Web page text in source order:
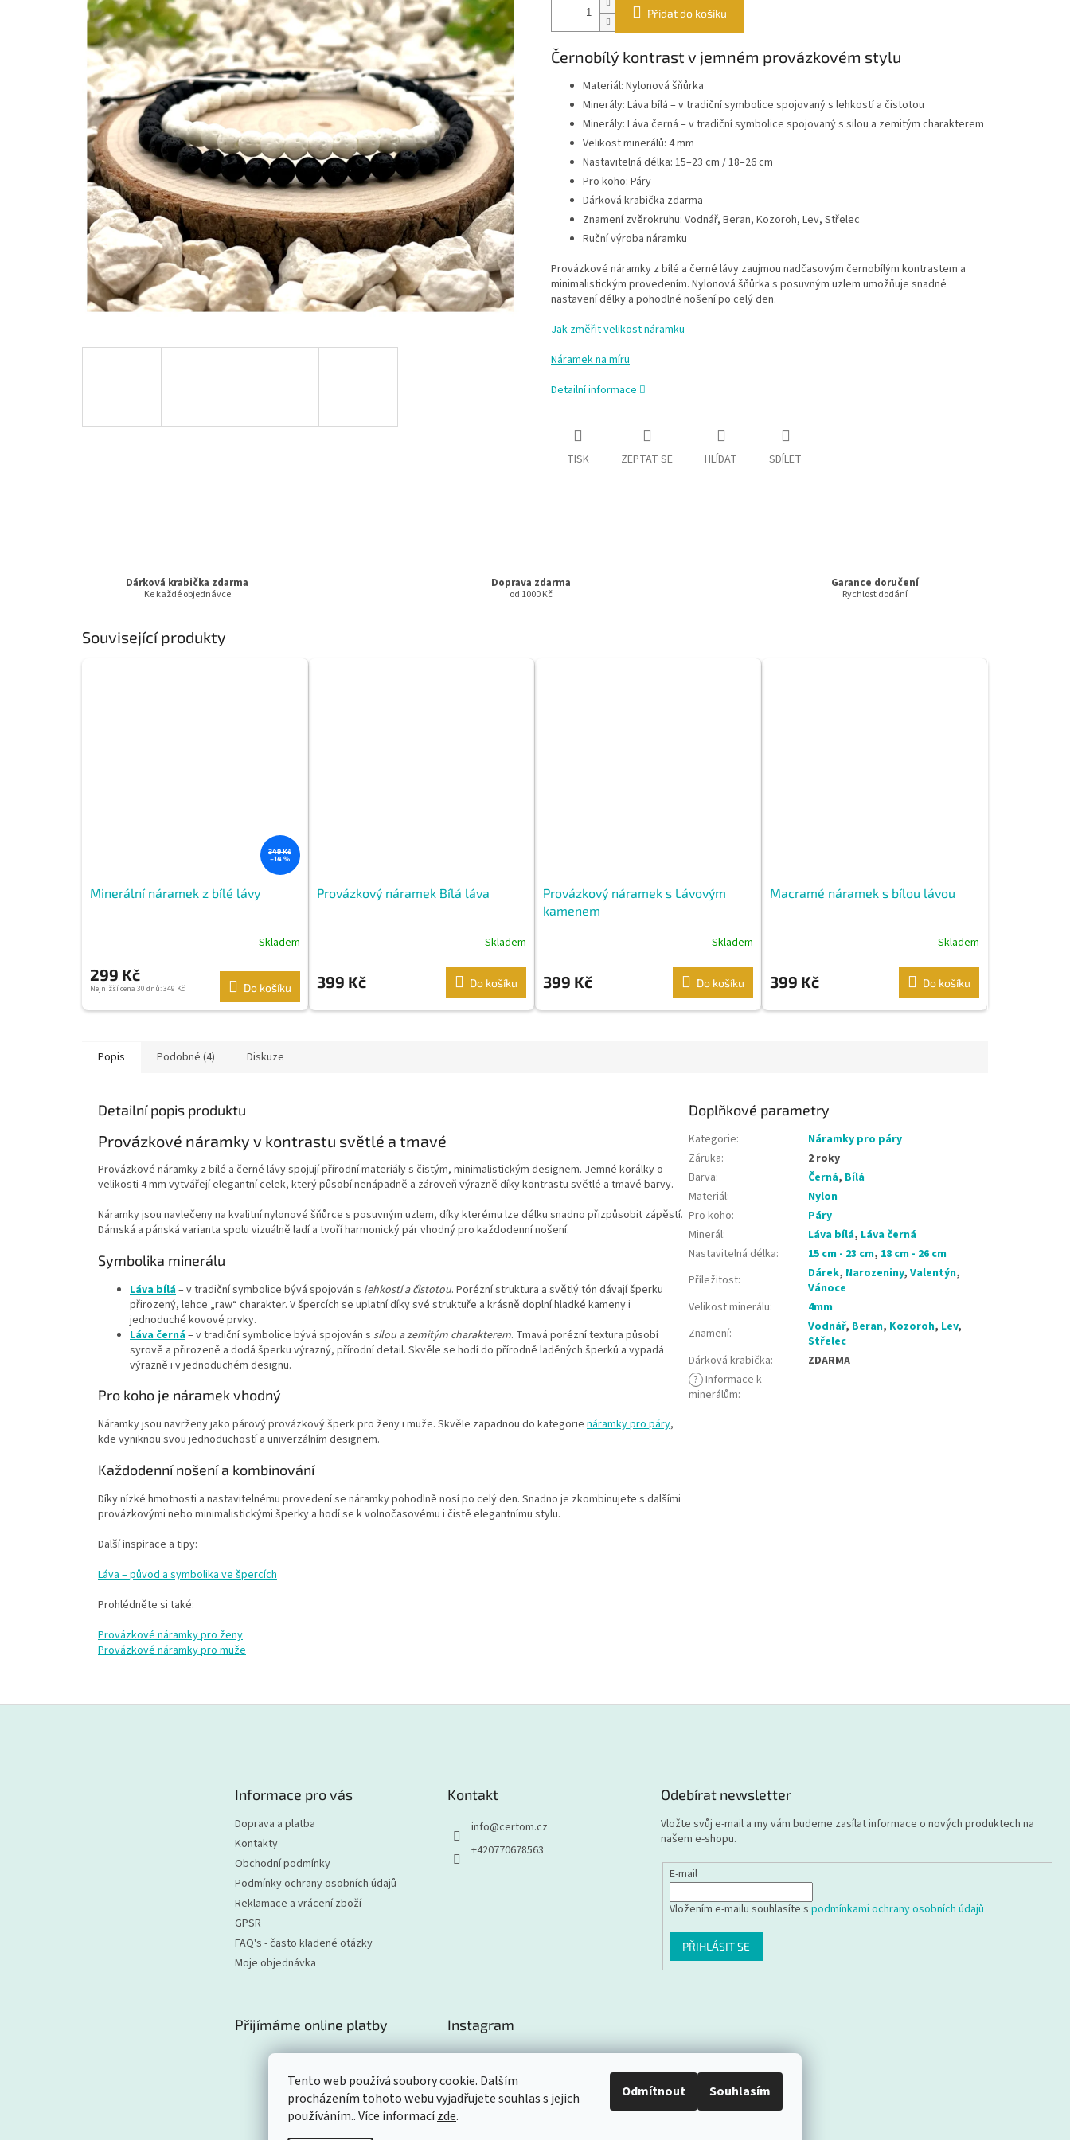
Tento web používá soubory cookie. Dalším
procházením tohoto webu vyjadřujete souhlas s jejich
používáním.. Více informacízde.
Odmítnout Souhlasím
Přidat do košíku
Černobílý kontrast v jemném provázkovém stylu
Materiál: Nylonová šňůrka
Minerály: Láva bílá – v tradiční symbolice spojovaný s lehkostí a čistotou
Minerály: Láva černá – v tradiční symbolice spojovaný s silou a zemitým charakterem
Velikost minerálů: 4 mm
Nastavitelná délka: 15–23 cm / 18–26 cm
Pro koho: Páry
Dárková krabička zdarma
Znamení zvěrokruhu: Vodnář, Beran, Kozoroh, Lev, Střelec
Ruční výroba náramku
Provázkové náramky z bílé a černé lávy zaujmou nadčasovým černobílým kontrastem a
minimalistickým provedením. Nylonová šňůrka s posuvným uzlem umožňuje snadné
nastavení délky a pohodlné nošení po celý den.
Jak změřit velikost náramku
Náramek na míru
Detailní informace
TISK ZEPTAT SE HLÍDAT SDÍLET
Dárková krabička zdarma
Ke každé objednávce
Doprava zdarma
od 1000 Kč
Garance doručení
Rychlost dodání
Související produkty
349 Kč
–14 %
Minerální náramek z bílé lávy
Skladem
299 Kč
Nejnižší cena 30 dnů: 349 Kč Do košíku
Provázkový náramek Bílá láva
Skladem
399 Kč Do košíku
Provázkový náramek s Lávovým
kamenem
Skladem
399 Kč Do košíku
Macramé náramek s bílou lávou
Skladem
399 Kč Do košíku
Popis Podobné (4) Diskuze
Detailní popis produktu
Provázkové náramky v kontrastu světlé a tmavé
Provázkové náramky z bílé a černé lávy spojují přírodní materiály s čistým, minimalistickým designem. Jemné korálky o
velikosti 4 mm vytvářejí elegantní celek, který působí nenápadně a zároveň výrazně díky kontrastu světlé a tmavé barvy.
Náramky jsou navlečeny na kvalitní nylonové šňůrce s posuvným uzlem, díky kterému lze délku snadno přizpůsobit zápěstí.
Dámská a pánská varianta spolu vizuálně ladí a tvoří harmonický pár vhodný pro každodenní nošení.
Symbolika minerálu
Láva bílá– v tradiční symbolice bývá spojován s lehkostí a čistotou. Porézní struktura a světlý tón dávají šperku
přirozený, lehce „raw“ charakter. V špercích se uplatní díky své struktuře a krásně doplní hladké kameny i
jednoduché kovové prvky.
Láva černá– v tradiční symbolice bývá spojován s silou a zemitým charakterem. Tmavá porézní textura působí
syrově a přirozeně a dodá šperku výrazný, přírodní detail. Skvěle se hodí do přírodně laděných šperků a vypadá
výrazně i v jednoduchém designu.
Pro koho je náramek vhodný
Náramky jsou navrženy jako párový provázkový šperk pro ženy i muže. Skvěle zapadnou do kategorie náramky pro páry,
kde vyniknou svou jednoduchostí a univerzálním designem.
Každodenní nošení a kombinování
Díky nízké hmotnosti a nastavitelnému provedení se náramky pohodlně nosí po celý den. Snadno je zkombinujete s dalšími
provázkovými nebo minimalistickými šperky a hodí se k volnočasovému i čistě elegantnímu stylu.
Další inspirace a tipy:
Láva – původ a symbolika ve špercích
Prohlédněte si také:
Provázkové náramky pro ženy
Provázkové náramky pro muže
Doplňkové parametry
Kategorie:
Náramky pro páry
Záruka:
2 roky
Barva: Černá, Bílá
Materiál:
Nylon
Pro koho:
Páry
Minerál: Láva bílá, Láva černá
Nastavitelná délka: 15 cm - 23 cm, 18 cm - 26 cm
Příležitost: Dárek, Narozeniny,Valentýn,
Vánoce
Velikost minerálu:
4mm
Znamení: Vodnář, Beran, Kozoroh, Lev,
Střelec
Dárková krabička:
ZDARMA
? Informace k
minerálům:
Informace pro vás
Doprava a platba
Kontakty
Obchodní podmínky
Podmínky ochrany osobních údajů
Reklamace a vrácení zboží
GPSR
FAQ's - často kladené otázky
Moje objednávka
Kontakt
info@certom.cz
+420770678563
Odebírat newsletter
Vložte svůj e-mail a my vám budeme zasílat informace o nových produktech na
našem e-shopu.
E-mail
Vložením e-mailu souhlasíte spodmínkami ochrany osobních údajů
PŘIHLÁSIT SE
Přijímáme online platby Instagram